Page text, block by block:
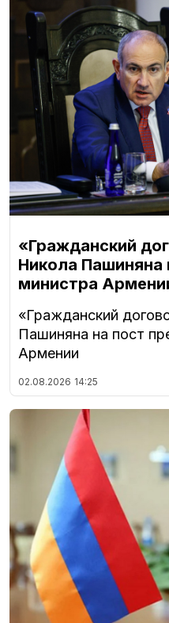
«Гражданский
Никола Пашиняна
министра
«Гражданский
Пашиняна на пост
Армении
02.08.2026 14:25